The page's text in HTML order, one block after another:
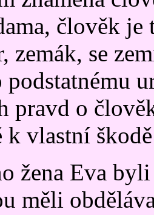
člověk je
zemák, se
pravd o
k vlastní
žena Eva
měli